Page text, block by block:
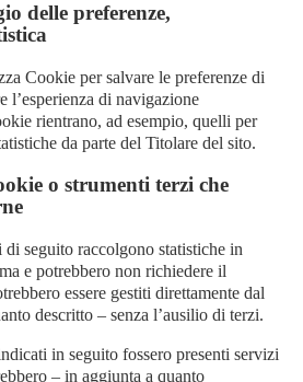
delle preferenze,
Cookie per salvare le preferenze di
l’esperienza di navigazione
rientrano, ad esempio, quelli per
da parte del Titolare del sito.
o strumenti terzi che
seguito raccolgono statistiche in
e potrebbero non richiedere il
essere gestiti direttamente dal
descritto – senza l’ausilio di terzi.
in seguito fossero presenti servizi
– in aggiunta a quanto